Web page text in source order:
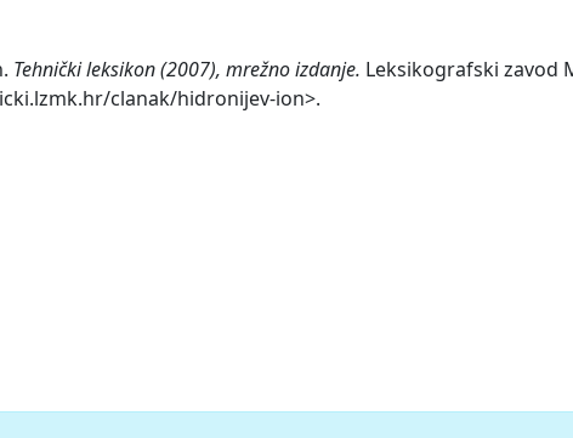
Tehnički leksikon (2007), mrežno izdanje. Leksikografski zavod
clanak/hidronijev-ion>.